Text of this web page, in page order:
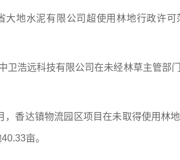
地水泥有限公司超使用林地行政许
浩远科技有限公司在未经林草主管部
香达镇物流园区项目在未取得使用林
亩。